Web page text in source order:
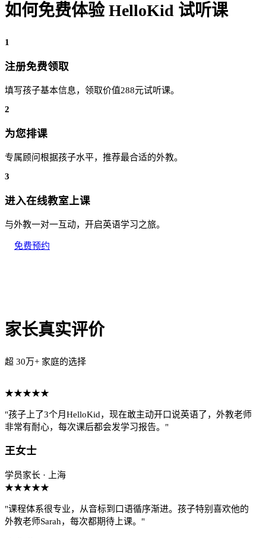
如何免费体验 HelloKid 试听课
1
注册免费领取
填写孩子基本信息，领取价值288元试听课。
2
为您排课
专属顾问根据孩子水平，推荐最合适的外教。
3
进入在线教室上课
与外教一对一互动，开启英语学习之旅。
免费预约
家长真实评价
超 30万+ 家庭的选择
★★★★★
"孩子上了3个月HelloKid，现在敢主动开口说英语了，外教老师
非常有耐心，每次课后都会发学习报告。"
王女士
学员家长 · 上海
★★★★★
"课程体系很专业，从音标到口语循序渐进。孩子特别喜欢他的
外教老师Sarah，每次都期待上课。"